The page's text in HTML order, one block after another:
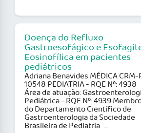
Doença do Refluxo
Gastroesofágico e
Eosinofílica em pacientes
pediátricos
Adriana Benavides MÉDICA CRM-
10548 PEDIATRIA - RQE Nº: 4938
Área de atuação:
Pediátrica - RQE Nº: 4939
do Departamento Científico de
Gastroenterologia da Sociedade
Brasileira de Pediatria ...